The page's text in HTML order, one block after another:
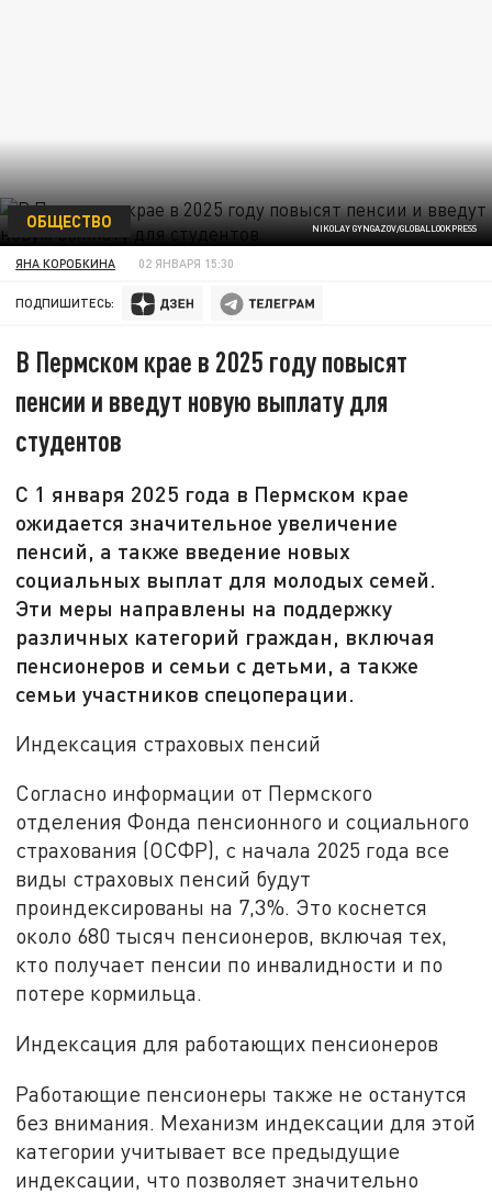
NIKOLAY GYNGAZOV/GLOBALLOOKPRESS
ОБЩЕСТВО
ЯНА КОРОБКИНА 02 ЯНВАРЯ 15:30
ПОДПИШИТЕСЬ:
В Пермском крае в 2025 году повысят
пенсии и введут новую выплату для
студентов
С 1 января 2025 года в Пермском крае
ожидается значительное увеличение
пенсий, а также введение новых
социальных выплат для молодых семей.
Эти меры направлены на поддержку
различных категорий граждан, включая
пенсионеров и семьи с детьми, а также
семьи участников спецоперации.
Индексация страховых пенсий
Согласно информации от Пермского
отделения Фонда пенсионного и социального
страхования (ОСФР), с начала 2025 года все
виды страховых пенсий будут
проиндексированы на 7,3%. Это коснется
около 680 тысяч пенсионеров, включая тех,
кто получает пенсии по инвалидности и по
потере кормильца.
Индексация для работающих пенсионеров
Работающие пенсионеры также не останутся
без внимания. Механизм индексации для этой
категории учитывает все предыдущие
индексации, что позволяет значительно